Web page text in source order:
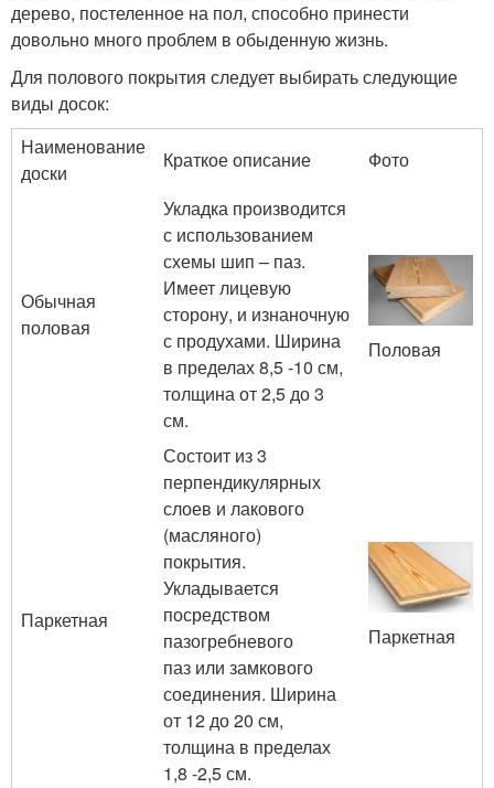
дерево, постеленное на пол, способно принести
довольно много проблем в обыденную жизнь.
Для полового покрытия следует выбирать следующие
виды досок:
Наименование
доски
Краткое описание Фото
Обычная
половая
Укладка производится
с использованием
схемы шип – паз.
Имеет лицевую
сторону, и изнаночную
с продухами. Ширина
в пределах 8,5 -10 см,
толщина от 2,5 до 3
см.
Половая
Паркетная
Состоит из 3
перпендикулярных
слоев и лакового
(масляного)
покрытия.
Укладывается
посредством
пазогребневого
паз или замкового
соединения. Ширина
от 12 до 20 см,
толщина в пределах
1,8 -2,5 см.
Паркетная